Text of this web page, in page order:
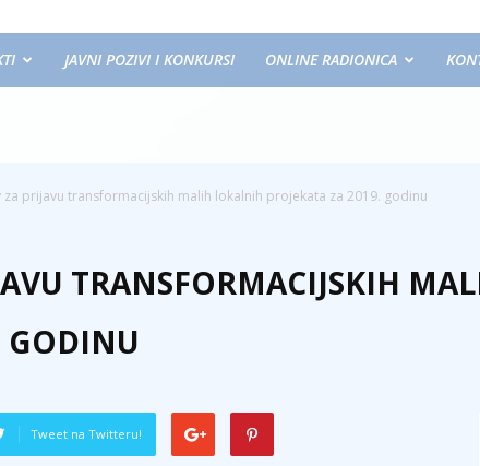
JAVNI POZIVI I KONKURSI ONLINE RADIONICA
za prijavu transformacijskih malih lokalnih projekata za 2019. godinu
TRANSFORMACIJSKIH
GODINU
Tweet na Twitteru!